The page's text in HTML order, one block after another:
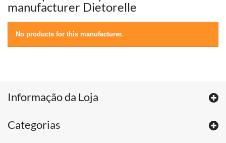
manufacturer Dietorelle
No products for this manufacturer.
Informação da Loja
Categorias